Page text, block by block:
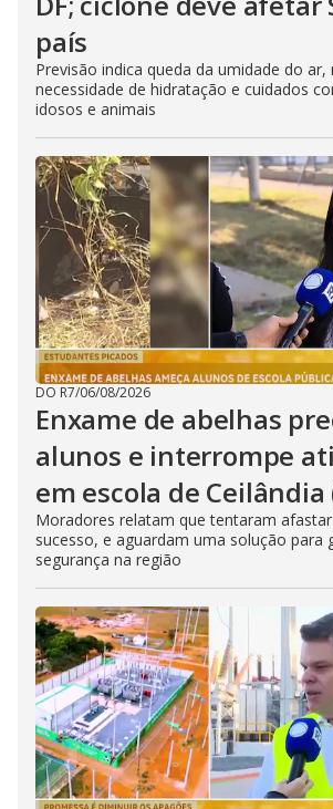
país
Previsão indica queda da umidade do
necessidade de hidratação e cuidados
idosos e animais
DO R7/06/08/2026
Enxame de abelhas
alunos e interrompe
em escola de Ceilândia
Moradores relatam que tentaram
sucesso, e aguardam uma solução para
segurança na região